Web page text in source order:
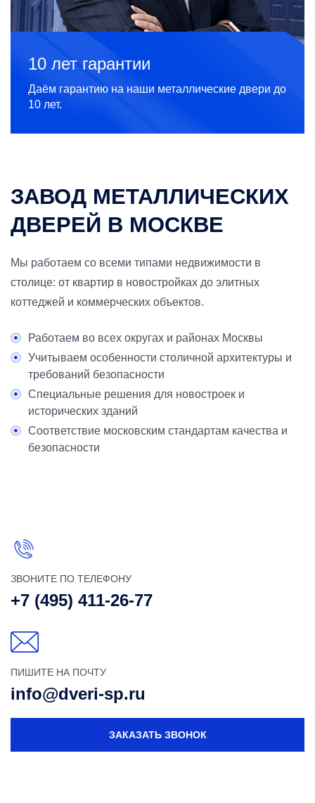
10 лет гарантии
Даём гарантию на наши металлические двери до
10 лет.
ЗАВОД МЕТАЛЛИЧЕСКИХ
ДВЕРЕЙ В МОСКВЕ
Мы работаем со всеми типами недвижимости в
столице: от квартир в новостройках до элитных
коттеджей и коммерческих объектов.
Работаем во всех округах и районах Москвы
Учитываем особенности столичной архитектуры и
требований безопасности
Специальные решения для новостроек и
исторических зданий
Соответствие московским стандартам качества и
безопасности
ЗВОНИТЕ ПО ТЕЛЕФОНУ
+7 (495) 411-26-77
ПИШИТЕ НА ПОЧТУ
info@dveri-sp.ru
ЗАКАЗАТЬ ЗВОНОК